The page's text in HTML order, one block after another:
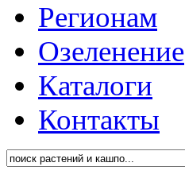
Регионам
Озеленение
Каталоги
Контакты